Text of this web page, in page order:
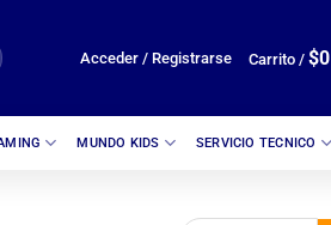
Acceder / Registrarse Carrito / $0
MUNDO KIDS SERVICIO TECNICO